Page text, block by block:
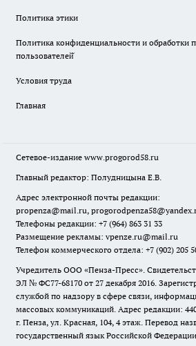
Политика этики
Политика конфиденциальности и обработки
пользователей̆
Условия труда
Главная
Сетевое-издание www.progorod58.ru
Главный редактор: Полудницына Е.В.
Адрес электронной почты редакции:
propenza@mail.ru,
Телефоны редакции: +7 (964) 863 31 33
Размещение рекламы: vpenze.ru@mail.ru
Телефон коммерческого отдела: +7 (902) 205
Учредитель ООО «Пенза-Пресс».
ЭЛ № ФС77-68170 от 27 декабря 2016.
службой по надзору в сфере связи,
массовых коммуникаций. Адрес редакции:
г. Пенза, ул. Красная, 104, 4 этаж. Перевод
государственный язык Российской